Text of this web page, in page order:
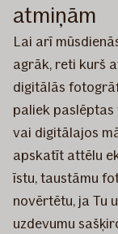
atmiņām
Lai arī
agrāk, reti kurš
digitālās
paliek
vai digitālajos
apskatīt attēlu
īstu, taustāmu
novērtētu, ja Tu
uzdevumu